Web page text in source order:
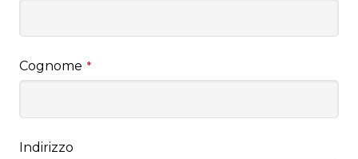
Cognome *
Indirizzo